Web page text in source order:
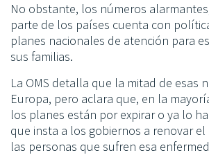
No obstante, los números
parte de los países cuenta con
planes nacionales de atención para
sus familias.
La OMS detalla que la mitad de esas
Europa, pero aclara que, en la
los planes están por expirar o ya lo
que insta a los gobiernos a renovar
las personas que sufren esa